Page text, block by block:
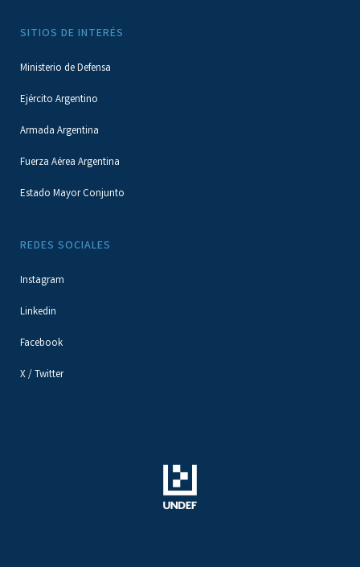
SITIOS DE INTERÉS
Ministerio de Defensa
Ejército Argentino
Armada Argentina
Fuerza Aérea Argentina
Estado Mayor Conjunto
REDES SOCIALES
Instagram
Linkedin
Facebook
X / Twitter